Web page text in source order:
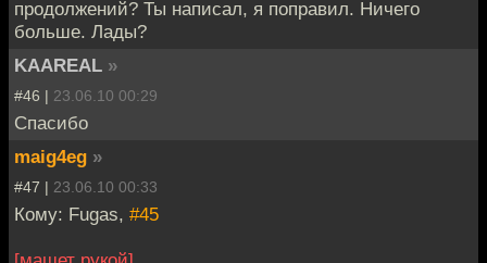
продолжений? Ты написал, я поправил. Ничего
больше. Лады?
KAAREAL »
#46 | 23.06.10 00:29
Спасибо
maig4eg »
#47 | 23.06.10 00:33
Кому: Fugas, #45